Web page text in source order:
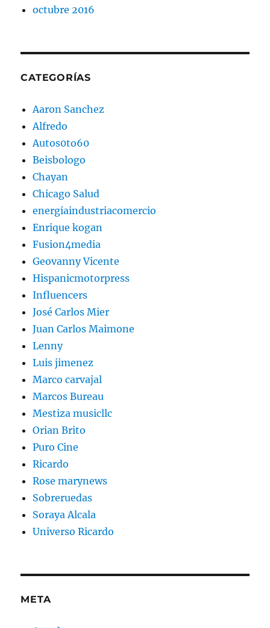
octubre 2016
CATEGORÍAS
Aaron Sanchez
Alfredo
Autos0to60
Beisbologo
Chayan
Chicago Salud
energiaindustriacomercio
Enrique kogan
Fusion4media
Geovanny Vicente
Hispanicmotorpress
Influencers
José Carlos Mier
Juan Carlos Maimone
Lenny
Luis jimenez
Marco carvajal
Marcos Bureau
Mestiza musicllc
Orian Brito
Puro Cine
Ricardo
Rose marynews
Sobreruedas
Soraya Alcala
Universo Ricardo
META